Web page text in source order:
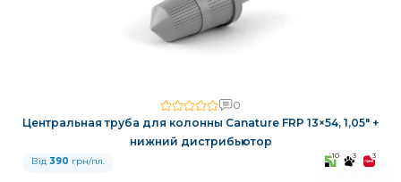
0
Центральная труба для колонны Canature FRP 13×54, 1,05″ +
нижний дистрибьютор
Від 390 грн/пл. 10 3 3